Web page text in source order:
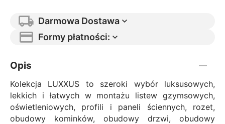
Darmowa Dostawa
Formy płatności:
Opis
Kolekcja LUXXUS to szeroki wybór luksusowych,
lekkich i łatwych w montażu listew gzymsowych,
oświetleniowych, profili i paneli ściennych, rozet,
obudowy kominków, obudowy drzwi, obudowy